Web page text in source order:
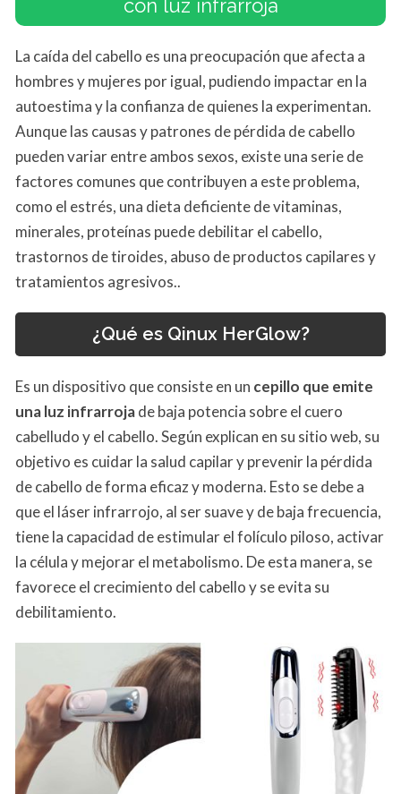
con luz infrarroja
La caída del cabello es una preocupación que afecta a
hombres y mujeres por igual, pudiendo impactar en la
autoestima y la confianza de quienes la experimentan.
Aunque las causas y patrones de pérdida de cabello
pueden variar entre ambos sexos, existe una serie de
factores comunes que contribuyen a este problema,
como el estrés, una dieta deficiente de vitaminas,
minerales, proteínas puede debilitar el cabello,
trastornos de tiroides, abuso de productos capilares y
tratamientos agresivos..
¿Qué es Qinux HerGlow?
Es un dispositivo que consiste en un cepillo que emite
una luz infrarrojade baja potencia sobre el cuero
cabelludo y el cabello. Según explican en su sitio web, su
objetivo es cuidar la salud capilar y prevenir la pérdida
de cabello de forma eficaz y moderna. Esto se debe a
que el láser infrarrojo, al ser suave y de baja frecuencia,
tiene la capacidad de estimular el folículo piloso, activar
la célula y mejorar el metabolismo. De esta manera, se
favorece el crecimiento del cabello y se evita su
debilitamiento.